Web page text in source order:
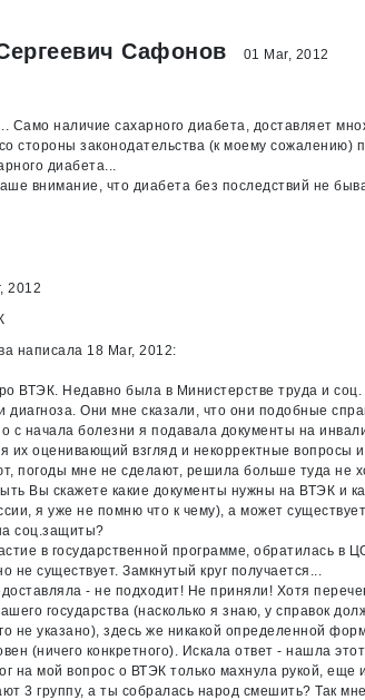
Сафонов
01 Mar, 2012
Само наличие сахарного диабета, доставляет
стороны законодательства (к моему сожалению)
диабета...
внимание, что диабета без последствий не
2012
написала 18 Mar, 2012:
ВТЭК. Недавно была в Министерстве труда и
диагноза. Они мне сказали, что они подобные
с начала болезни я подавала документы на
их оценивающий взгляд и некорректные вопросы
погоды мне не сделают, решила больше туда не
Вы скажете какие документы нужны на ВТЭК и
я уже не помню что к чему), а может
соц.защиты?
в государственной программе, обратилась в
не существует. Замкнутый круг получается...
- не подходит! Не приняли! Хотя
государства (насколько я знаю, у справок
не указано), здесь же никакой определенной
(ничего конкретного). Искала ответ - нашла
на мой вопрос о ВТЭК только махнула рукой,
3 группу, а ты собралась народ смешить? Так